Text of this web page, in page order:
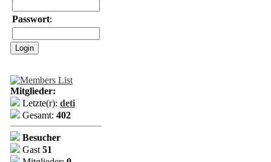
Passwort:
Mitglieder:
Letzte(r): deti
Gesamt: 402
Besucher
Gast 51